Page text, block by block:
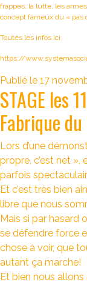
frappes, la lutte, les
concept fameux du « pas
Toutes les infos ici:
https://
Publié le 17
STAGE les
Fabrique
Lors d’une
propre, c’est net »,
parfois
Et c’est très bien
libre que nous
Mais si par hasard
se défendre force
chose à voir, que
autant ça marche!
Et bien nous